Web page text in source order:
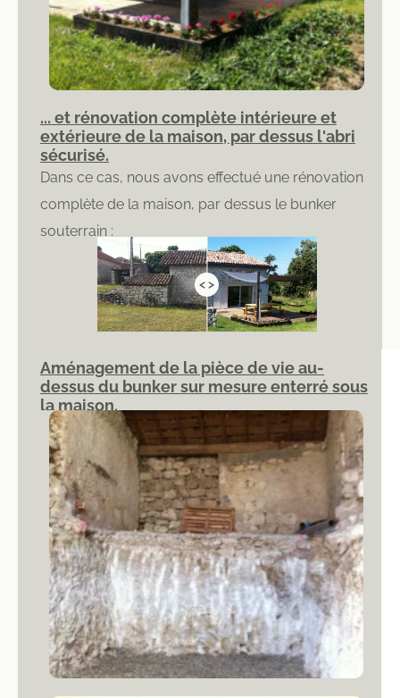
... et rénovation complète intérieure et
extérieure de la maison, par dessus l'abri
sécurisé.
Dans ce cas, nous avons effectué une rénovation
complète de la maison, par dessus le bunker
souterrain :
< >
Aménagement de la pièce de vie au-
dessus du bunker sur mesure enterré sous
la maison.